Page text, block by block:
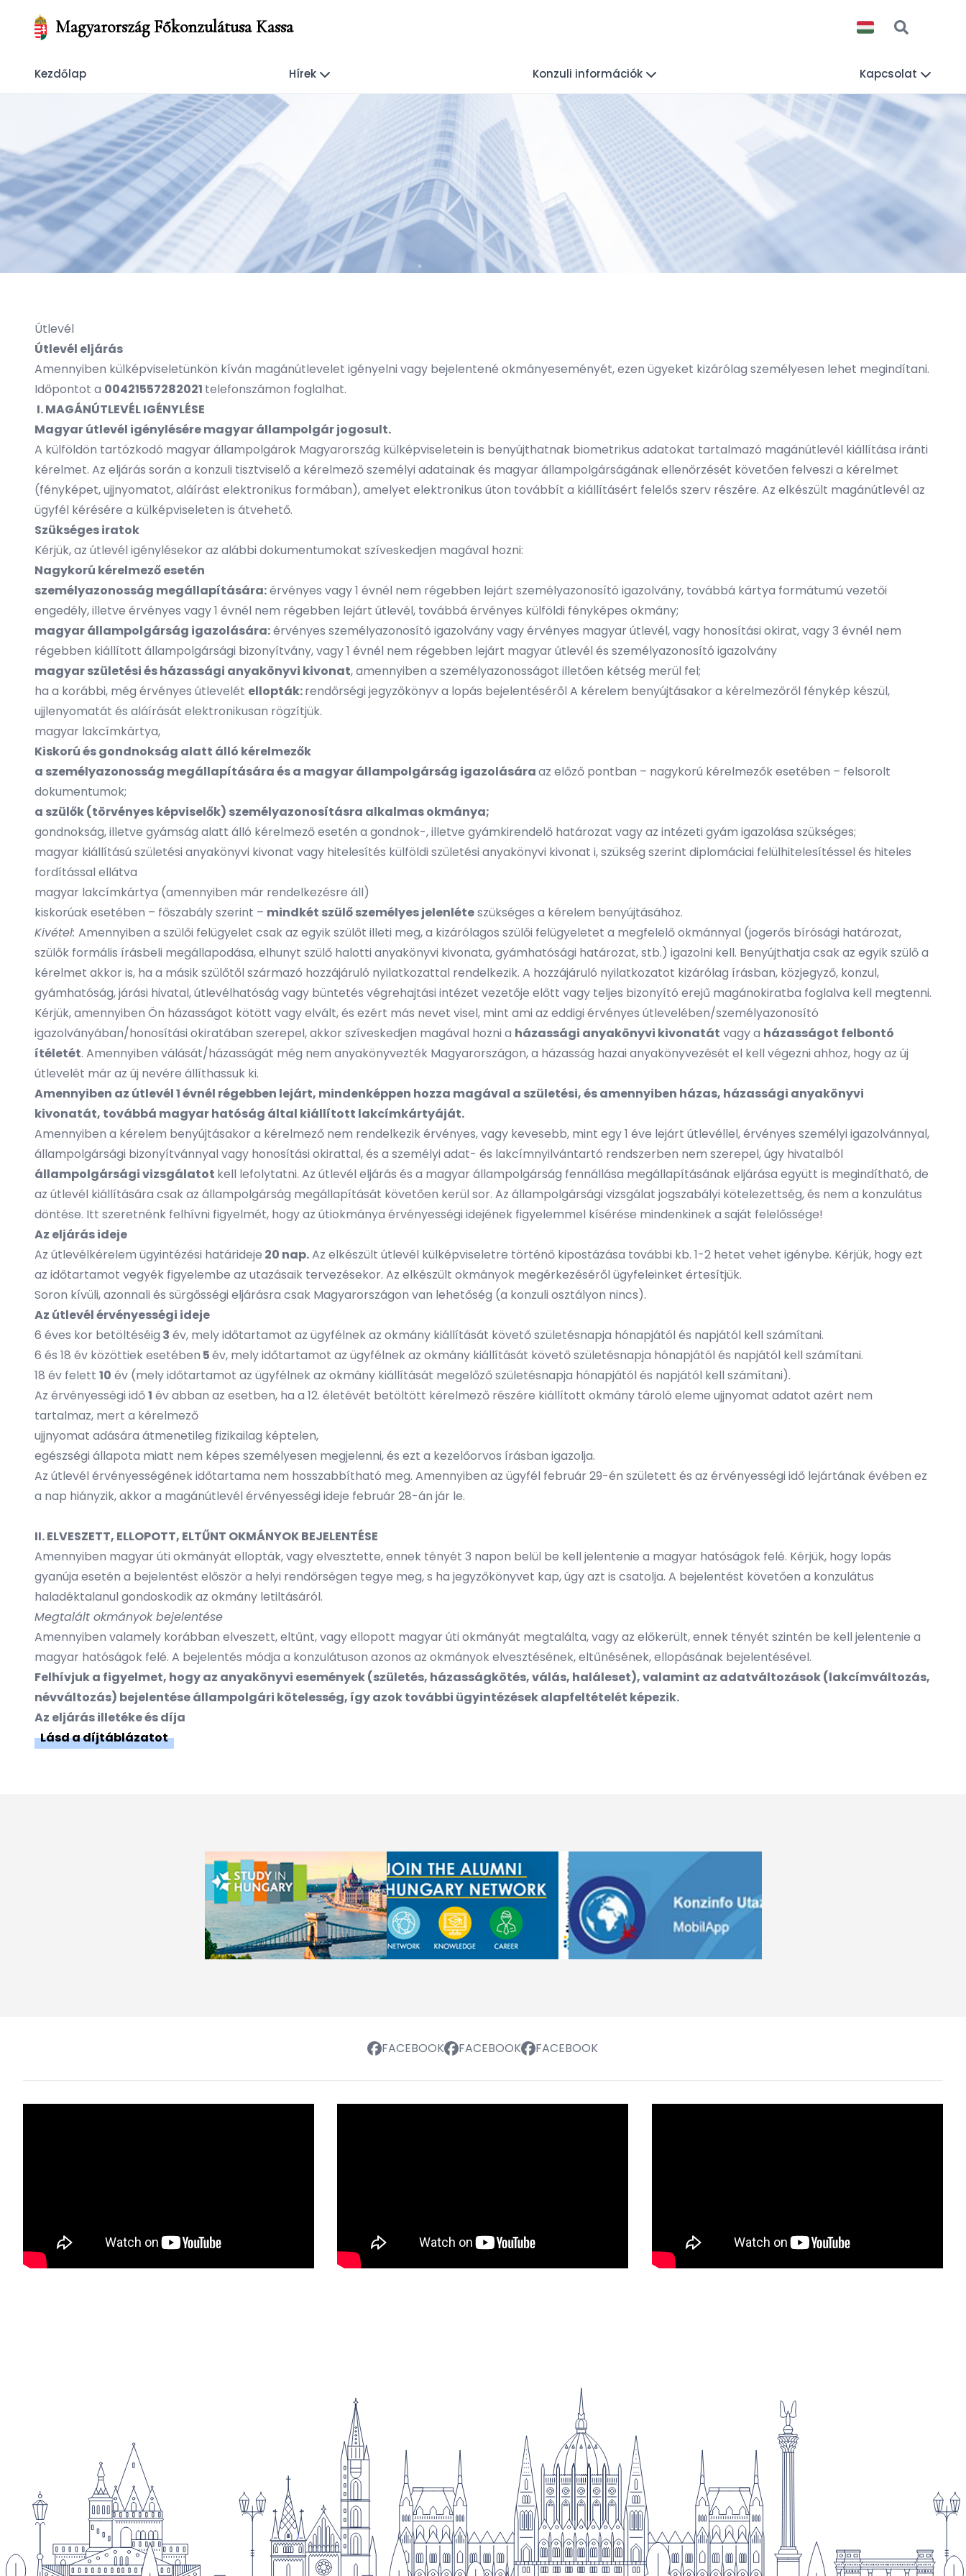
Magyarország Főkonzulátusa Kassa
Kezdőlap Hírek Konzuli információk Kapcsolat
Útlevél
Útlevél eljárás
Amennyiben külképviseletünkön kíván magánútlevelet igényelni vagy bejelentené okmányeseményét, ezen ügyeket kizárólag személyesen lehet megindítani.
Időpontot a 00421557282021 telefonszámon foglalhat.
I. MAGÁNÚTLEVÉL IGÉNYLÉSE
Magyar útlevél igénylésére magyar állampolgár jogosult.
A külföldön tartózkodó magyar állampolgárok Magyarország külképviseletein is benyújthatnak biometrikus adatokat tartalmazó magánútlevél kiállítása iránti
kérelmet. Az eljárás során a konzuli tisztviselő a kérelmező személyi adatainak és magyar állampolgárságának ellenőrzését követően felveszi a kérelmet
(fényképet, ujjnyomatot, aláírást elektronikus formában), amelyet elektronikus úton továbbít a kiállításért felelős szerv részére. Az elkészült magánútlevél az
ügyfél kérésére a külképviseleten is átvehető.
Szükséges iratok
Kérjük, az útlevél igénylésekor az alábbi dokumentumokat szíveskedjen magával hozni:
Nagykorú kérelmező esetén
személyazonosság megállapítására:érvényes vagy 1 évnél nem régebben lejárt személyazonosító igazolvány, továbbá kártya formátumú vezetői
engedély, illetve érvényes vagy 1 évnél nem régebben lejárt útlevél, továbbá érvényes külföldi fényképes okmány;
magyar állampolgárság igazolására:érvényes személyazonosító igazolvány vagy érvényes magyar útlevél, vagy honosítási okirat, vagy 3 évnél nem
régebben kiállított állampolgársági bizonyítvány, vagy 1 évnél nem régebben lejárt magyar útlevél és személyazonosító igazolvány
magyar születési és házassági anyakönyvi kivonat, amennyiben a személyazonosságot illetően kétség merül fel;
ha a korábbi, még érvényes útlevelét ellopták:rendőrségi jegyzőkönyv a lopás bejelentéséről A kérelem benyújtásakor a kérelmezőről fénykép készül,
ujjlenyomatát és aláírását elektronikusan rögzítjük.
magyar lakcímkártya,
Kiskorú és gondnokság alatt álló kérelmezők
a személyazonosság megállapítására és a magyar állampolgárság igazolásáraaz előző pontban – nagykorú kérelmezők esetében – felsorolt
dokumentumok;
a szülők (törvényes képviselők) személyazonosításra alkalmas okmánya;
gondnokság, illetve gyámság alatt álló kérelmező esetén a gondnok-, illetve gyámkirendelő határozat vagy az intézeti gyám igazolása szükséges;
magyar kiállítású születési anyakönyvi kivonat vagy hitelesítés külföldi születési anyakönyvi kivonat i, szükség szerint diplomáciai felülhitelesítéssel és hiteles
fordítással ellátva
magyar lakcímkártya (amennyiben már rendelkezésre áll)
kiskorúak esetében – főszabály szerint – mindkét szülő személyes jelenléteszükséges a kérelem benyújtásához.
Kivétel: Amennyiben a szülői felügyelet csak az egyik szülőt illeti meg, a kizárólagos szülői felügyeletet a megfelelő okmánnyal (jogerős bírósági határozat,
szülők formális írásbeli megállapodása, elhunyt szülő halotti anyakönyvi kivonata, gyámhatósági határozat, stb.) igazolni kell. Benyújthatja csak az egyik szülő a
kérelmet akkor is, ha a másik szülőtől származó hozzájáruló nyilatkozattal rendelkezik. A hozzájáruló nyilatkozatot kizárólag írásban, közjegyző, konzul,
gyámhatóság, járási hivatal, útlevélhatóság vagy büntetés végrehajtási intézet vezetője előtt vagy teljes bizonyító erejű magánokiratba foglalva kell megtenni.
Kérjük, amennyiben Ön házasságot kötött vagy elvált, és ezért más nevet visel, mint ami az eddigi érvényes útlevelében/személyazonosító
igazolványában/honosítási okiratában szerepel, akkor szíveskedjen magával hozni a házassági anyakönyvi kivonatát vagy a házasságot felbontó
ítéletét. Amennyiben válását/házasságát még nem anyakönyvezték Magyarországon, a házasság hazai anyakönyvezését el kell végezni ahhoz, hogy az új
útlevelét már az új nevére állíthassuk ki.
Amennyiben az útlevél 1 évnél régebben lejárt, mindenképpen hozza magával a születési, és amennyiben házas, házassági anyakönyvi
kivonatát, továbbá magyar hatóság által kiállított lakcímkártyáját.
Amennyiben a kérelem benyújtásakor a kérelmező nem rendelkezik érvényes, vagy kevesebb, mint egy 1 éve lejárt útlevéllel, érvényes személyi igazolvánnyal,
állampolgársági bizonyítvánnyal vagy honosítási okirattal, és a személyi adat- és lakcímnyilvántartó rendszerben nem szerepel, úgy hivatalból
állampolgársági vizsgálatot kell lefolytatni. Az útlevél eljárás és a magyar állampolgárság fennállása megállapításának eljárása együtt is megindítható, de
az útlevél kiállítására csak az állampolgárság megállapítását követően kerül sor. Az állampolgársági vizsgálat jogszabályi kötelezettség, és nem a konzulátus
döntése. Itt szeretnénk felhívni figyelmét, hogy az útiokmánya érvényességi idejének figyelemmel kísérése mindenkinek a saját felelőssége!
Az eljárás ideje
Az útlevélkérelem ügyintézési határideje 20 nap.Az elkészült útlevél külképviseletre történő kipostázása további kb. 1-2 hetet vehet igénybe. Kérjük, hogy ezt
az időtartamot vegyék figyelembe az utazásaik tervezésekor. Az elkészült okmányok megérkezéséről ügyfeleinket értesítjük.
Soron kívüli, azonnali és sürgősségi eljárásra csak Magyarországon van lehetőség (a konzuli osztályon nincs).
Az útlevél érvényességi ideje
6 éves kor betöltéséig 3 év, mely időtartamot az ügyfélnek az okmány kiállítását követő születésnapja hónapjától és napjától kell számítani.
6 és 18 év közöttiek esetében 5év, mely időtartamot az ügyfélnek az okmány kiállítását követő születésnapja hónapjától és napjától kell számítani.
18 év felett 10 év (mely időtartamot az ügyfélnek az okmány kiállítását megelőző születésnapja hónapjától és napjától kell számítani).
Az érvényességi idő1 év abban az esetben, ha a 12. életévét betöltött kérelmező részére kiállított okmány tároló eleme ujjnyomat adatot azért nem
tartalmaz, mert a kérelmező
ujjnyomat adására átmenetileg fizikailag képtelen,
egészségi állapota miatt nem képes személyesen megjelenni, és ezt a kezelőorvos írásban igazolja.
Az útlevél érvényességének időtartama nem hosszabbítható meg. Amennyiben az ügyfél február 29-én született és az érvényességi idő lejártának évében ez
a nap hiányzik, akkor a magánútlevél érvényességi ideje február 28-án jár le.
II. ELVESZETT, ELLOPOTT, ELTŰNT OKMÁNYOK BEJELENTÉSE
Amennyiben magyar úti okmányát ellopták, vagy elvesztette, ennek tényét 3 napon belül be kell jelentenie a magyar hatóságok felé. Kérjük, hogy lopás
gyanúja esetén a bejelentést először a helyi rendőrségen tegye meg, s ha jegyzőkönyvet kap, úgy azt is csatolja. A bejelentést követően a konzulátus
haladéktalanul gondoskodik az okmány letiltásáról.
Megtalált okmányok bejelentése
Amennyiben valamely korábban elveszett, eltűnt, vagy ellopott magyar úti okmányát megtalálta, vagy az előkerült, ennek tényét szintén be kell jelentenie a
magyar hatóságok felé. A bejelentés módja a konzulátuson azonos az okmányok elvesztésének, eltűnésének, ellopásának bejelentésével.
Felhívjuk a figyelmet, hogy az anyakönyvi események (születés, házasságkötés, válás, haláleset), valamint az adatváltozások (lakcímváltozás,
névváltozás) bejelentése állampolgári kötelesség, így azok további ügyintézések alapfeltételét képezik.
Az eljárás illetéke és díja
Lásd a díjtáblázatot
FACEBOOK FACEBOOK FACEBOOK